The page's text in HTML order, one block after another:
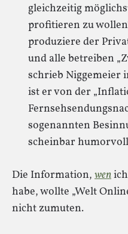
gleichzeitig
profitieren zu
produziere der
und alle betreiben
schrieb Niggemeier
ist er von der
sogenannten
scheinbar
Die Information, wenich
habe, wollte „Welt
nicht zumuten.